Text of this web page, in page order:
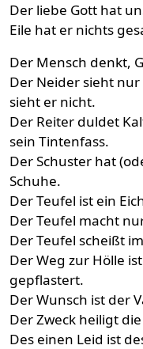
Der liebe Gott hat
Eile hat er nichts
Der Mensch denkt,
Der Neider sieht
sieht er nicht.
Der Reiter duldet
sein Tintenfass.
Der Schuster hat
Schuhe.
Der Teufel ist ein
Der Teufel macht
Der Teufel scheißt
Der Weg zur Hölle
gepflastert.
Der Wunsch ist der
Der Zweck heiligt
Des einen Leid ist